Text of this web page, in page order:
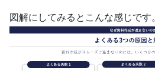
図解にしてみるとこんな感じです。